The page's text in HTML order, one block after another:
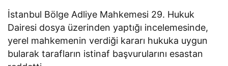
İstanbul Bölge Adliye Mahkemesi 29. Hukuk
Dairesi dosya üzerinden yaptığı incelemesinde,
yerel mahkemenin verdiği kararı hukuka uygun
bularak tarafların istinaf başvurularını esastan